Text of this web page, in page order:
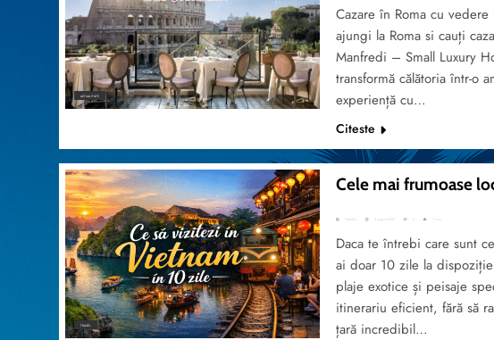
ACTUALITATE
Cazare în Roma cu
ajungi la Roma si cauți
Manfredi – Small Luxury
transformă călătoria într-o
experiență cu…
Citeste
TRAVEL
Cele mai frumoase
TripVola
Daca te întrebi care sunt
ai doar 10 zile la
plaje exotice și peisaje
itinerariu eficient, fără să
țară incredibil…